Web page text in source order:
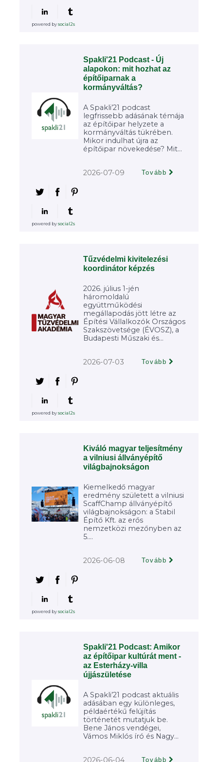
powered bysocial2s
Spakli'21 Podcast - Új
alapokon: mit hozhat az
építőiparnak a
kormányváltás?
A Spakli’21 podcast
legfrissebb adásának témája
az építőipar helyzete a
kormányváltás tükrében.
Mikor indulhat újra az
építőipar növekedése? Mit...
2026-07-09 Tovább
powered bysocial2s
Tűzvédelmi kivitelezési
koordinátor képzés
2026. július 1-jén
háromoldalú
együttműködési
megállapodás jött létre az
Építési Vállalkozók Országos
Szakszövetsége (ÉVOSZ), a
Budapesti Műszaki és...
2026-07-03 Tovább
powered bysocial2s
Kiváló magyar teljesítmény
a vilniusi állványépítő
világbajnokságon
Kiemelkedő magyar
eredmény született a vilniusi
ScaffChamp állványépítő
világbajnokságon: a Stabil
Építő Kft. az erős
nemzetközi mezőnyben az
5....
2026-06-08 Tovább
powered bysocial2s
Spakli'21 Podcast: Amikor
az építőipar kultúrát ment -
az Esterházy-villa
újjászületése
A Spakli’21 podcast aktuális
adásában egy különleges,
példaértékű felújítás
történetét mutatjuk be.
Bene János vendégei,
Vámos Miklós író és Nagy...
2026-06-04 Tovább